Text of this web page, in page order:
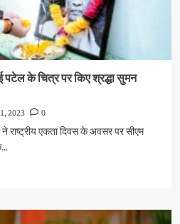
पटेल के चित्र पर किए श्रद्धा सुमन
2023
0
राष्ट्रीय एकता दिवस के अवसर पर सीएम